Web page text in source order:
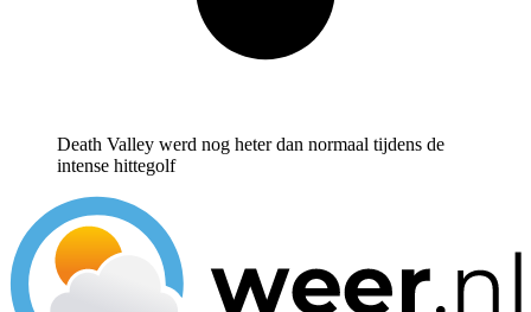
Death Valley werd nog heter dan normaal tijdens de
intense hittegolf